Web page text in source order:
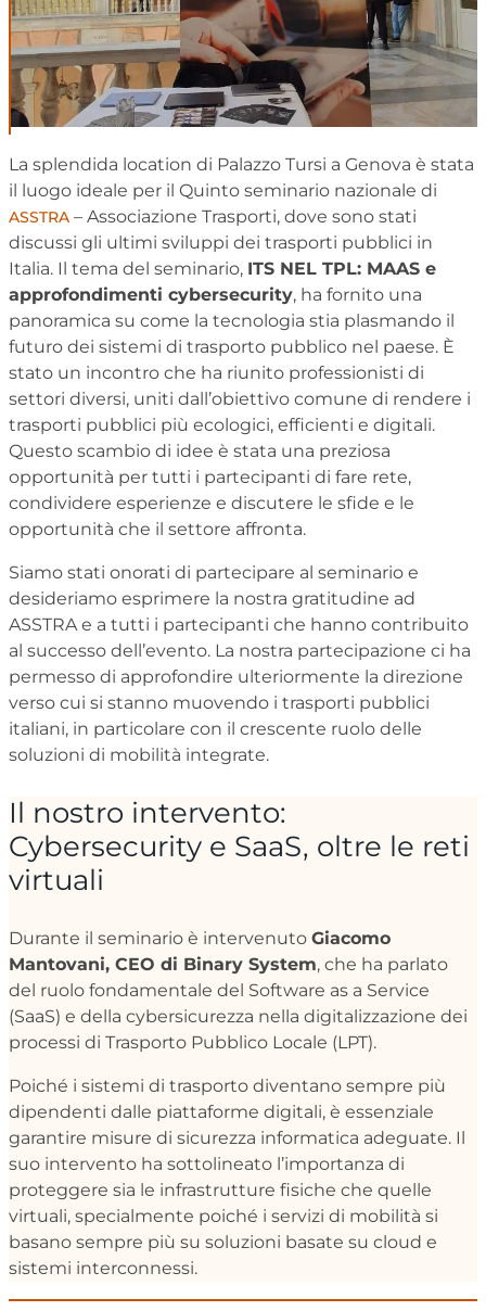
La splendida location di Palazzo Tursi a Genova è stata
il luogo ideale per il Quinto seminario nazionale di
ASSTRA – Associazione Trasporti, dove sono stati
discussi gli ultimi sviluppi dei trasporti pubblici in
Italia. Il tema del seminario, ITS NEL TPL: MAAS e
approfondimenti cybersecurity, ha fornito una
panoramica su come la tecnologia stia plasmando il
futuro dei sistemi di trasporto pubblico nel paese. È
stato un incontro che ha riunito professionisti di
settori diversi, uniti dall’obiettivo comune di rendere i
trasporti pubblici più ecologici, efficienti e digitali.
Questo scambio di idee è stata una preziosa
opportunità per tutti i partecipanti di fare rete,
condividere esperienze e discutere le sfide e le
opportunità che il settore affronta.
Siamo stati onorati di partecipare al seminario e
desideriamo esprimere la nostra gratitudine ad
ASSTRA e a tutti i partecipanti che hanno contribuito
al successo dell’evento. La nostra partecipazione ci ha
permesso di approfondire ulteriormente la direzione
verso cui si stanno muovendo i trasporti pubblici
italiani, in particolare con il crescente ruolo delle
soluzioni di mobilità integrate.
Il nostro intervento:
Cybersecurity e SaaS, oltre le reti
virtuali
Durante il seminario è intervenuto Giacomo
Mantovani, CEO di Binary System, che ha parlato
del ruolo fondamentale del Software as a Service
(SaaS) e della cybersicurezza nella digitalizzazione dei
processi di Trasporto Pubblico Locale (LPT).
Poiché i sistemi di trasporto diventano sempre più
dipendenti dalle piattaforme digitali, è essenziale
garantire misure di sicurezza informatica adeguate. Il
suo intervento ha sottolineato l’importanza di
proteggere sia le infrastrutture fisiche che quelle
virtuali, specialmente poiché i servizi di mobilità si
basano sempre più su soluzioni basate su cloud e
sistemi interconnessi.